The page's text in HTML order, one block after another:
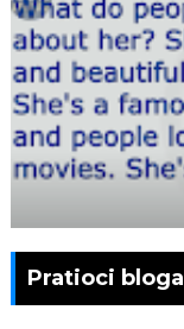
Pratioci bloga